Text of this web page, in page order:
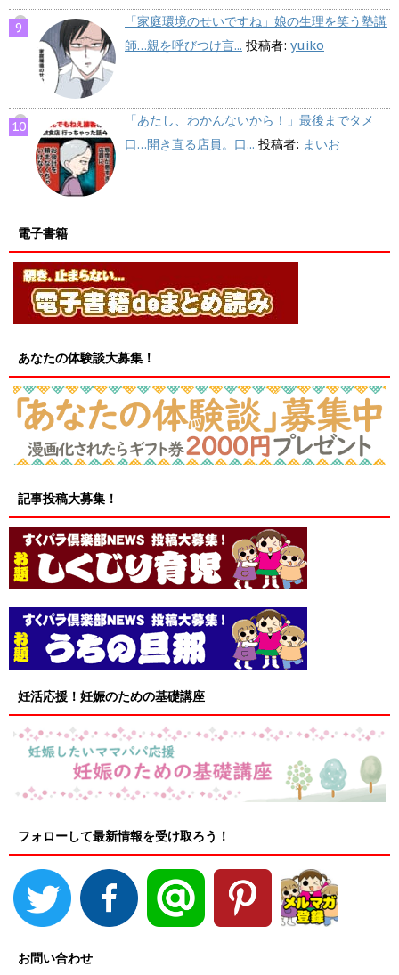
「家庭環境のせいですね」娘の生理を笑う塾講
師…親を呼びつけ言... 投稿者: yuiko
「あたし、わかんないから！」最後までタメ
口…開き直る店員。口... 投稿者: まいお
電子書籍
あなたの体験談大募集！
記事投稿大募集！
妊活応援！妊娠のための基礎講座
フォローして最新情報を受け取ろう！
お問い合わせ